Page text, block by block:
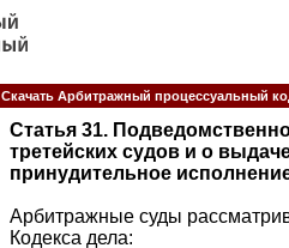
Скачать Арбитражный процессуальный
Статья 31.
третейских судов и о
принудительное
Арбитражные суды
Кодекса дела: